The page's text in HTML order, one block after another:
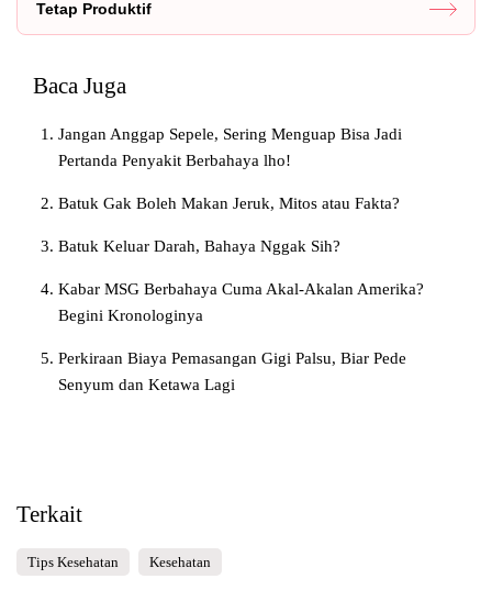
Tetap Produktif
Baca Juga
Jangan Anggap Sepele, Sering Menguap Bisa Jadi
Pertanda Penyakit Berbahaya lho!
Batuk Gak Boleh Makan Jeruk, Mitos atau Fakta?
Batuk Keluar Darah, Bahaya Nggak Sih?
Kabar MSG Berbahaya Cuma Akal-Akalan Amerika?
Begini Kronologinya
Perkiraan Biaya Pemasangan Gigi Palsu, Biar Pede
Senyum dan Ketawa Lagi
Terkait
Tips Kesehatan Kesehatan